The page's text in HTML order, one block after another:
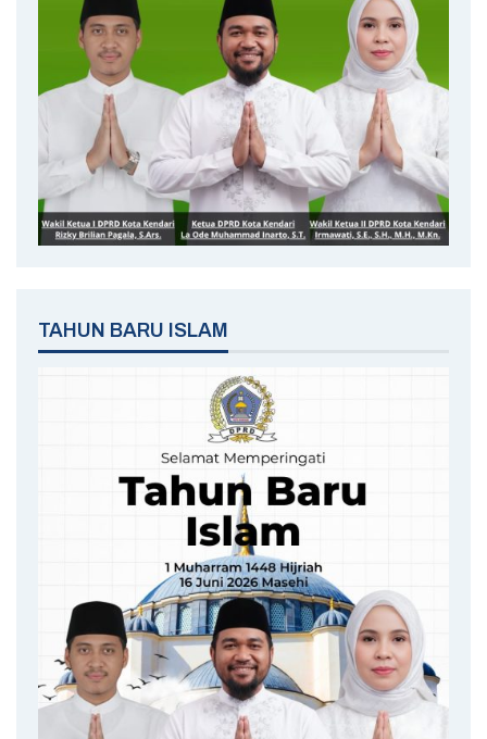
TAHUN BARU ISLAM